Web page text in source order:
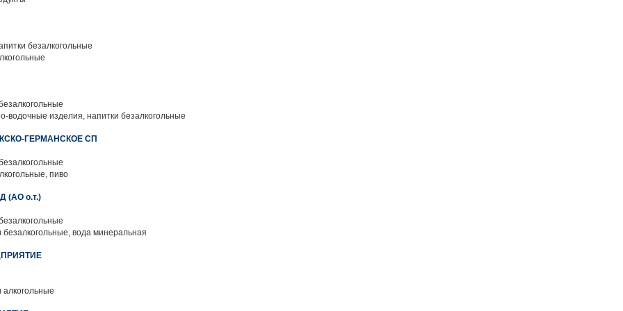
безалкогольные
водочные изделия, напитки безалкогольные
ГЕРМАНСКОЕ СП
пиво
(АО о.т.)
безалкогольные, вода минеральная